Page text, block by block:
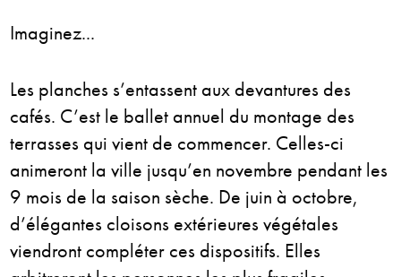
Imaginez...
Les planches s’entassent aux devantures des
cafés. C’est le ballet annuel du montage des
terrasses qui vient de commencer. Celles-ci
animeront la ville jusqu’en novembre pendant les
9 mois de la saison sèche. De juin à octobre,
d’élégantes cloisons extérieures végétales
viendront compléter ces dispositifs. Elles